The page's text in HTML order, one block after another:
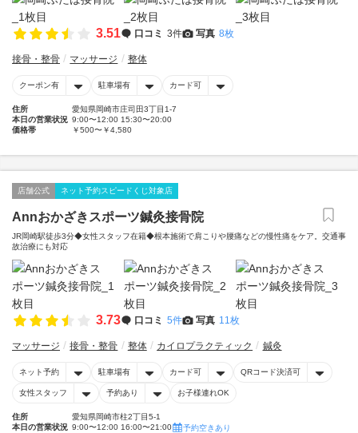
3.51 口コミ 3件 写真 8枚
接骨・整骨 マッサージ 整体
クーポン有 駐車場有 カード可
住所
愛知県岡崎市庄司田3丁目1-7
本日の営業状況 9:00〜12:00 15:30〜20:00
価格帯
￥500〜￥4,580
店舗公式 ネット予約スピードくじ対象店
Annおかざきスポーツ鍼灸接骨院
JR岡崎駅徒歩3分◆女性スタッフ在籍◆根本施術で肩こりや腰痛などの慢性痛をケア。交通事
故治療にも対応
3.73 口コミ 5件 写真 11枚
マッサージ 接骨・整骨 整体 カイロプラクティック 鍼灸
ネット予約 駐車場有 カード可 QRコード決済可
女性スタッフ 予約あり お子様連れOK
住所
愛知県岡崎市柱2丁目5‐1
本日の営業状況 9:00〜12:00 16:00〜21:00
予約空きあり